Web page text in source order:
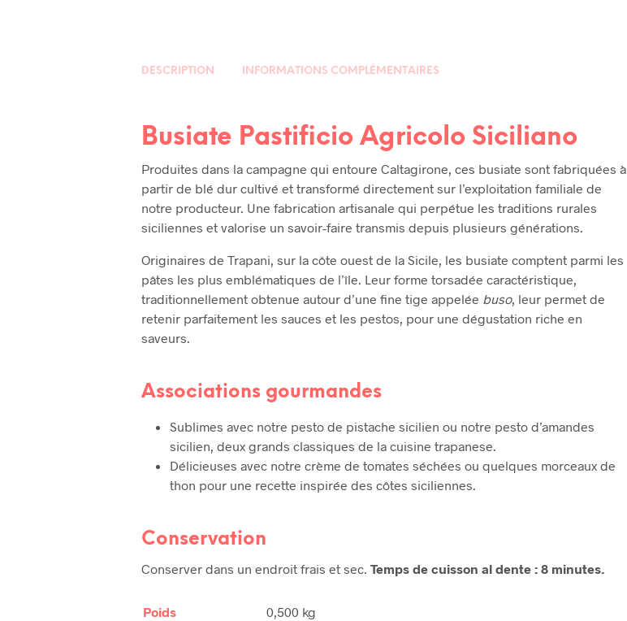
DESCRIPTION INFORMATIONS COMPLÉMENTAIRES
Busiate Pastificio Agricolo Siciliano
Produites dans la campagne qui entoure Caltagirone, ces busiate sont fabriquées à
partir de blé dur cultivé et transformé directement sur l’exploitation familiale de
notre producteur. Une fabrication artisanale qui perpétue les traditions rurales
siciliennes et valorise un savoir-faire transmis depuis plusieurs générations.
Originaires de Trapani, sur la côte ouest de la Sicile, les busiate comptent parmi les
pâtes les plus emblématiques de l’île. Leur forme torsadée caractéristique,
traditionnellement obtenue autour d’une fine tige appelée buso, leur permet de
retenir parfaitement les sauces et les pestos, pour une dégustation riche en
saveurs.
Associations gourmandes
Sublimes avec notre pesto de pistache sicilien ou notre pesto d’amandes
sicilien, deux grands classiques de la cuisine trapanese.
Délicieuses avec notre crème de tomates séchées ou quelques morceaux de
thon pour une recette inspirée des côtes siciliennes.
Conservation
Conserver dans un endroit frais et sec.Temps de cuisson al dente : 8 minutes.
Poids 0,500 kg